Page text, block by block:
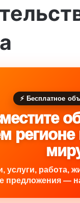
⚡ Бесплатное
услуги, работа,
предложения —